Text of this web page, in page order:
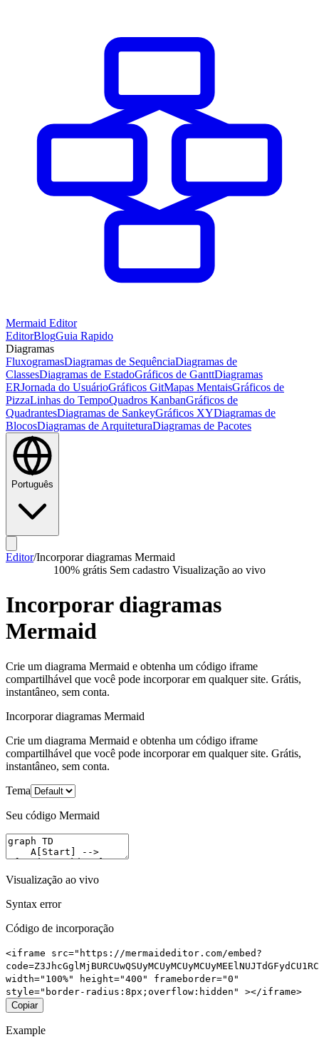
Mermaid Editor
EditorBlogGuia Rapido
Diagramas
FluxogramasDiagramas de SequênciaDiagramas de
ClassesDiagramas de EstadoGráficos de GanttDiagramas
ERJornada do UsuárioGráficos GitMapas MentaisGráficos de
PizzaLinhas do TempoQuadros KanbanGráficos de
QuadrantesDiagramas de SankeyGráficos XYDiagramas de
BlocosDiagramas de ArquiteturaDiagramas de Pacotes
Português
Editor/Incorporar diagramas Mermaid
100% grátis Sem cadastro Visualização ao vivo
Incorporar diagramas
Mermaid
Crie um diagrama Mermaid e obtenha um código iframe
compartilhável que você pode incorporar em qualquer site. Grátis,
instantâneo, sem conta.
Incorporar diagramas Mermaid
Crie um diagrama Mermaid e obtenha um código iframe
compartilhável que você pode incorporar em qualquer site. Grátis,
instantâneo, sem conta.
Tema
Seu código Mermaid
Visualização ao vivo
Syntax error
Código de incorporação
<iframe src="https://mermaideditor.com/embed?
width="100%" height="400" frameborder="0"
style="border-radius:8px;overflow:hidden" ></iframe>
Copiar
Example